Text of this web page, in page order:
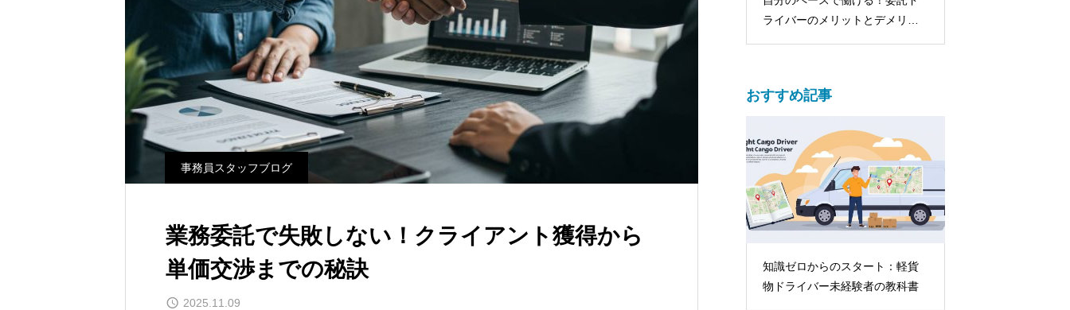
事務員スタッフブログ
業務委託で失敗しない！クライアント獲得から
単価交渉までの秘訣
2025.11.09
ライバーのメリットとデメリッ
おすすめ記事
知識ゼロからのスタート：軽貨
物ドライバー未経験者の教科書